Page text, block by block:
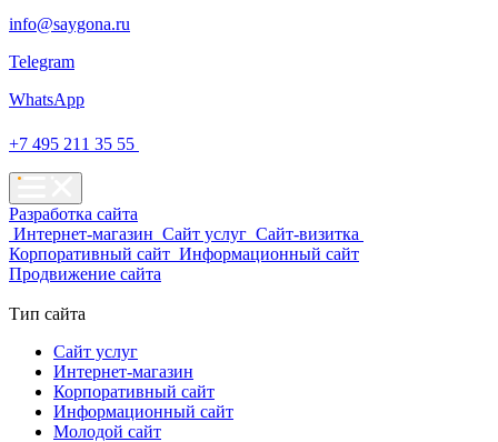
info@saygona.ru
Telegram
WhatsApp
+7 495 211 35 55
Разработка сайта
Интернет-магазин Сайт услуг Сайт-визитка
Корпоративный сайт Информационный сайт
Продвижение сайта
Тип сайта
Сайт услуг
Интернет-магазин
Корпоративный сайт
Информационный сайт
Молодой сайт